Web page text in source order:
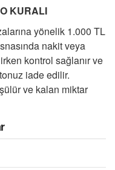
KURALI
yönelik 1.000 TL
nakit veya
kontrol sağlanır ve
iade edilir.
ve kalan miktar